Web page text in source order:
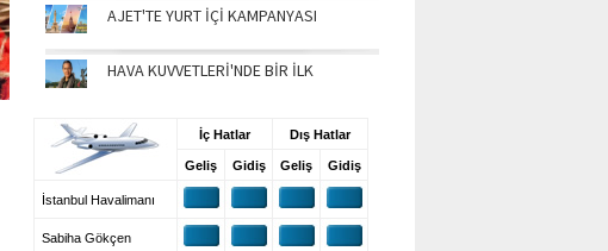
AJET'TE YURT İÇİ KAMPANYASI
HAVA KUVVETLERİ'NDE BİR İLK
İç Hatlar Dış Hatlar
Geliş Gidiş Geliş Gidiş
İstanbul Havalimanı
Sabiha Gökçen